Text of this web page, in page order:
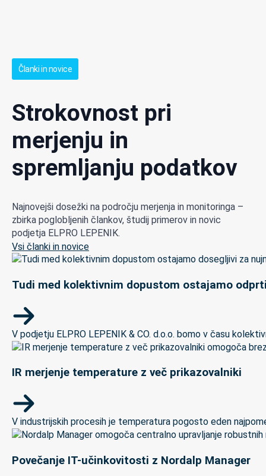
Članki in novice
Strokovnost pri
merjenju in
spremljanju podatkov
Najnovejši dosežki na področju merjenja in monitoringa –
zbirka poglobljenih člankov, študij primerov in novic
podjetja ELPRO LEPENIK.
Vsi članki in novice
Tudi med kolektivnim dopustom ostajamo
V podjetju ELPRO LEPENIK & CO. d.o.o. bomo v času
IR merjenje temperature z več prikazovalniki
V industrijskih procesih je temperatura pogosto eden
Povečanje IT-učinkovitosti z Nordalp Manager